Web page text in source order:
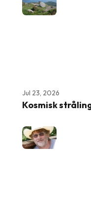
Jul 23, 2026
Kosmisk